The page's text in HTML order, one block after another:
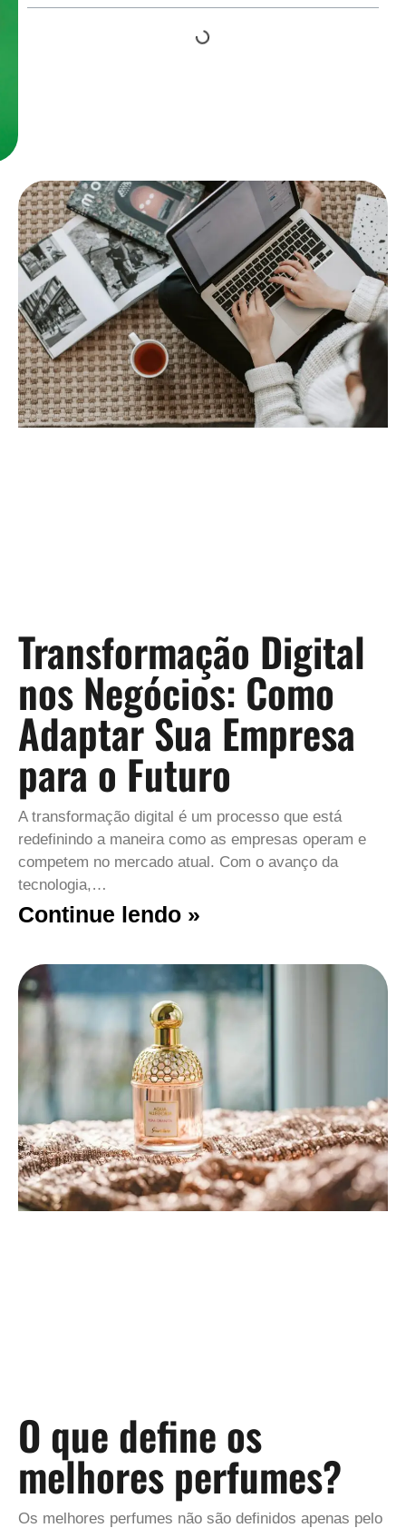
Transformação Digital
nos Negócios: Como
Adaptar Sua Empresa
para o Futuro
A transformação digital é um processo que está
redefinindo a maneira como as empresas operam e
competem no mercado atual. Com o avanço da
tecnologia,…
Continue lendo »
O que define os
melhores perfumes?
Os melhores perfumes não são definidos apenas pelo